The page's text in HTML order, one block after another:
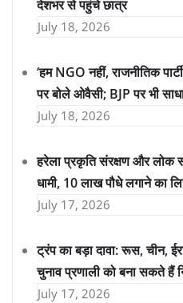
देशभर से पहुंचे छात्र
July 18, 2026
‘हम NGO नहीं, राजनीतिक
पर बोले ओवैसी; BJP पर भी
July 18, 2026
हरेला प्रकृति संरक्षण और लोक
धामी, 10 लाख पौधे लगाने का
July 17, 2026
ट्रंप का बड़ा दावा: रूस, चीन,
चुनाव प्रणाली को बना सकते हैं
July 17, 2026